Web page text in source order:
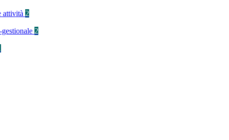
attività 2
2